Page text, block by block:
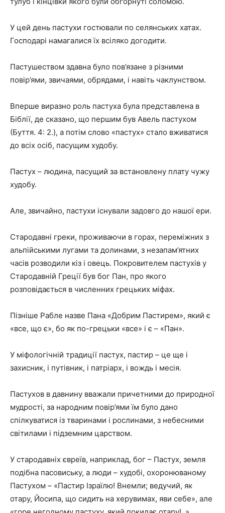
У цей день пастухи гостювали по селянських хатах.
Господарі намагалися їх всіляко догодити.
Пастушеством здавна було пов’язане з різними
повір’ями, звичаями, обрядами, і навіть чаклунством.
Вперше виразно роль пастуха була представлена в
Біблії, де сказано, що першим був Авель пастухом
(Буття. 4: 2.), а потім слово «пастух» стало вживатися
до всіх осіб, пасущим худобу.
Пастух – людина, пасущий за встановлену плату чужу
худобу.
Але, звичайно, пастухи існували задовго до нашої ери.
Стародавні греки, проживаючи в горах, переміжних з
альпійськими лугами та долинами, з незапам’ятних
часів розводили кіз і овець. Покровителем пастухів у
Стародавній Греції був бог Пан, про якого
розповідається в численних грецьких міфах.
Пізніше Рабле назве Пана «Добрим Пастирем», який є
«все, що є», бо як по-грецьки «все» і є – «Пан».
У міфологічній традиції пастух, пастир – це ще і
захисник, і путівник, і патріарх, і вождь і месія.
Пастухов в давнину вважали причетними до природної
мудрості, за народним повір’ями їм було дано
спілкуватися із тваринами і рослинами, з небесними
світилами і підземним царством.
У стародавніх євреїв, наприклад, бог – Пастух, земля
подібна пасовиську, а люди – худобі, охоронюваному
Пастухом – «Пастир Ізраїлю! Внемли; ведучий, як
отару, Йосипа, що сидить на херувимах, яви себе», але